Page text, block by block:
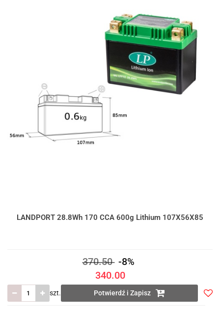
LANDPORT 28.8Wh 170 CCA 600g Lithium 107X56X85
370.50 -8%
340.00
szt. Potwierdź i Zapisz